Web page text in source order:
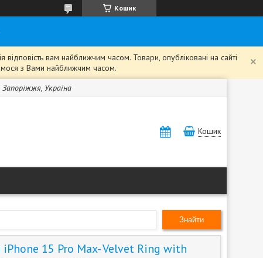
Кошик
вам найближчим часом. Товари, опубліковані на сайті
з Вами найближчим часом.
Україна
Кошик
Знайти
15 Pro Max- Velvet Ring with